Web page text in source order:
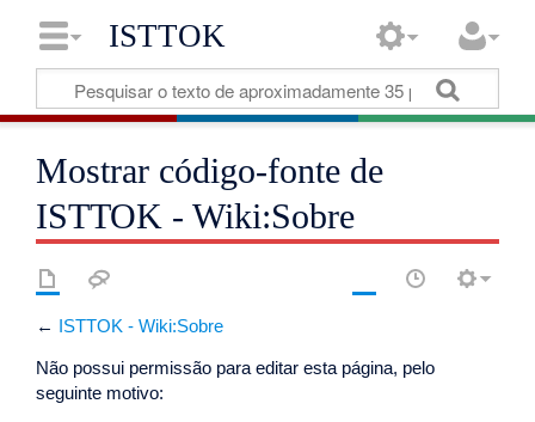
ISTTOK
Mostrar código-fonte de
ISTTOK - Wiki:Sobre
← ISTTOK - Wiki:Sobre
Não possui permissão para editar esta página, pelo
seguinte motivo: